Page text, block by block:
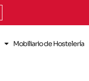
Mobiliario de Hostelería